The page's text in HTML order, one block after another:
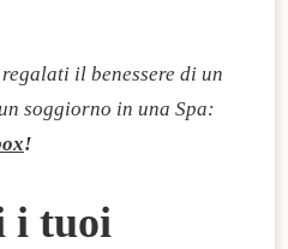
il benessere di un
soggiorno in una Spa:
!
i tuoi